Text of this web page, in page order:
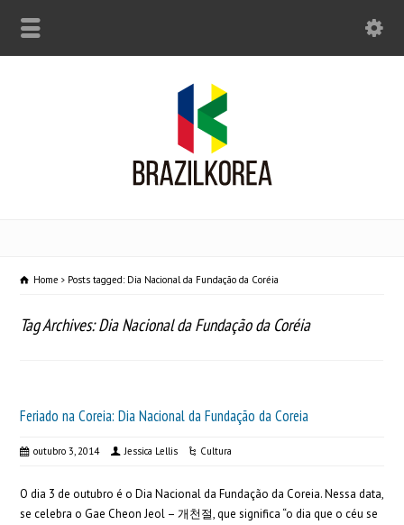
Home Posts tagged: Dia Nacional da Fundação da Coréia
Tag Archives: Dia Nacional da Fundação da Coréia
Feriado na Coreia: Dia Nacional da Fundação da Coreia
outubro 3, 2014 Jessica Lellis Cultura
O dia 3 de outubro é o Dia Nacional da Fundação da Coreia. Nessa data,
se celebra o Gae Cheon Jeol – 개천절, que significa “o dia que o céu se